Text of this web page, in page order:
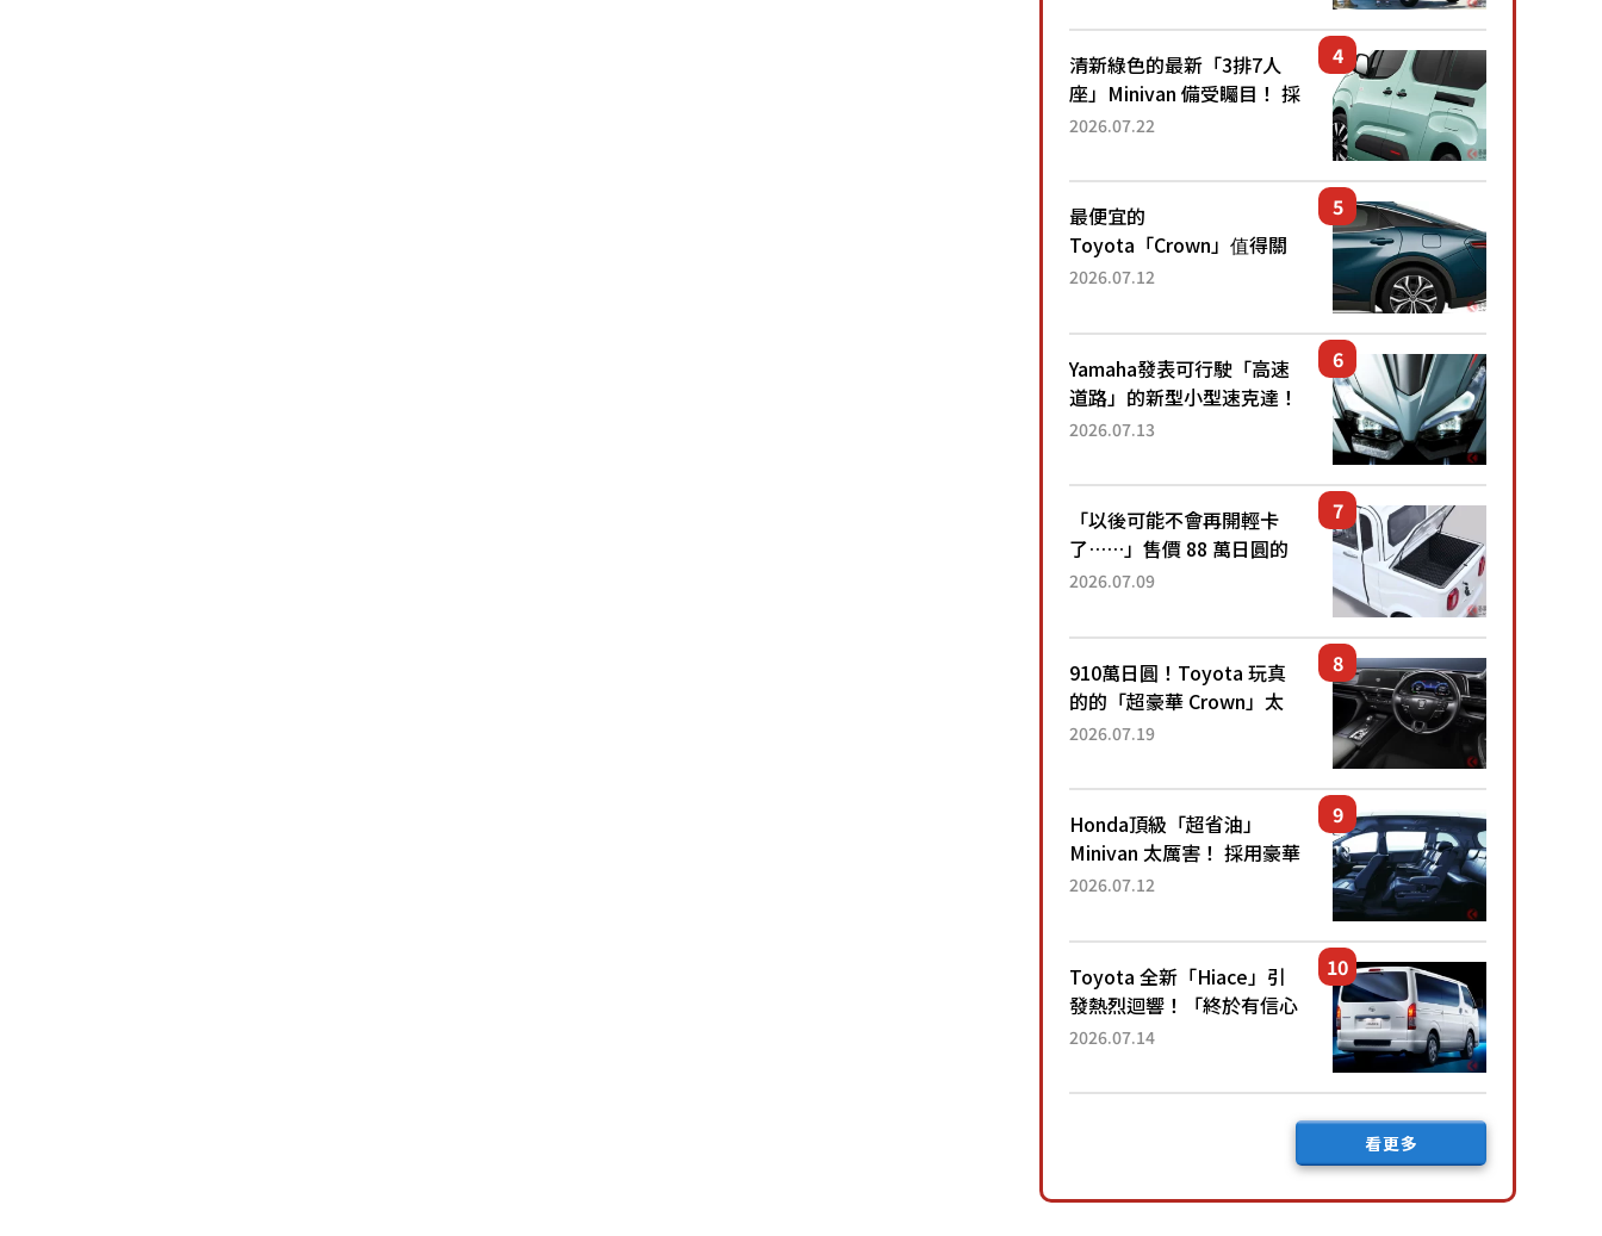
為何能迅速熱賣？
清新綠色的最新「3排7人
座」Minivan 備受矚目！ 採
用全長4.7公尺剛剛好的車
還推出467萬元日圓起的5
人座版...
2026.07.22
最便宜的
Toyota「Crown」值得關
注！ 搭載4WD、每公升
眼！ 配備豐富、超越售價
水準，堪稱高CP值代表的
「...
2026.07.12
Yamaha發表可行駛「高速
道路」的新型小型速克達！
搭載能享受超強勁「渦輪
高階「Super Sport」車款
相同的...
2026.07.13
「以後可能不會再開輕卡
了……」售價 88 萬日圓的
「超迷你輕型貨車」引發兩
100 公里！」「免驗車真的
太棒了！...
2026.07.09
910萬日圓！Toyota 玩真
的的「超豪華 Crown」太
厲害了！採用由「匠人技
運動化「底盤設定」！還配
備專屬豪華...
2026.07.19
Honda頂級「超省油」
Minivan 太厲害！ 採用豪華
「真皮座椅」與專屬「黑色
公里，兼具優異節能表現與
舒適「三...
2026.07.12
Toyota 全新「Hiace」引
發熱烈迴響！「終於有信心
下訂了！」「哪個等級交車
後竟然還要等「超過半年」
2026.07.14
看更多